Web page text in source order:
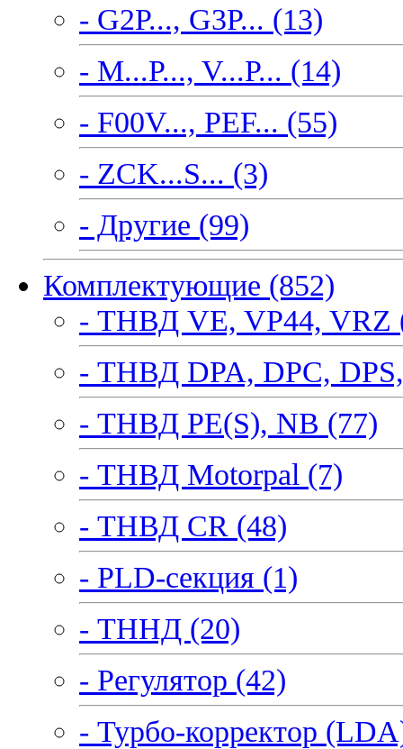
- G2P..., G3P... (13)
- M...P..., V...P... (14)
- F00V..., PEF... (55)
- ZCK...S... (3)
- Другие (99)
Комплектующие (852)
- ТНВД VE, VP44, VRZ
- ТНВД DPA, DPC,
- ТНВД PE(S), NB (77)
- ТНВД Motorpal (7)
- ТНВД CR (48)
- PLD-секция (1)
- ТННД (20)
- Регулятор (42)
- Турбо-корректор